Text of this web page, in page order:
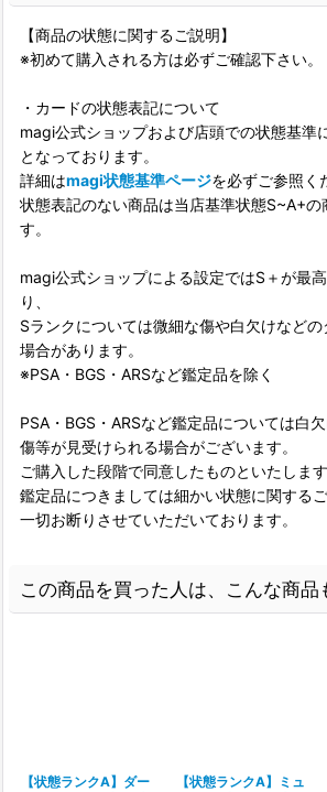
【商品の状態に関するご説明】
※初めて購入される方は必ずご確認下さい。
・カードの状態表記について
magi公式ショップおよび店頭での状態基準
となっております。
詳細はmagi状態基準ページを必ずご参照く
状態表記のない商品は当店基準状態S~A+の
す。
magi公式ショップによる設定ではS＋が最
り、
Sランクについては微細な傷や白欠けなど
場合があります。
※PSA・BGS・ARSなど鑑定品を除く
PSA・BGS・ARSなど鑑定品については白
傷等が見受けられる場合がございます。
ご購入した段階で同意したものといたします
鑑定品につきましては細かい状態に関する
一切お断りさせていただいております。
この商品を買った人は、こんな商品
【状態ランクA】ダー
【状態ランクA】ミュ